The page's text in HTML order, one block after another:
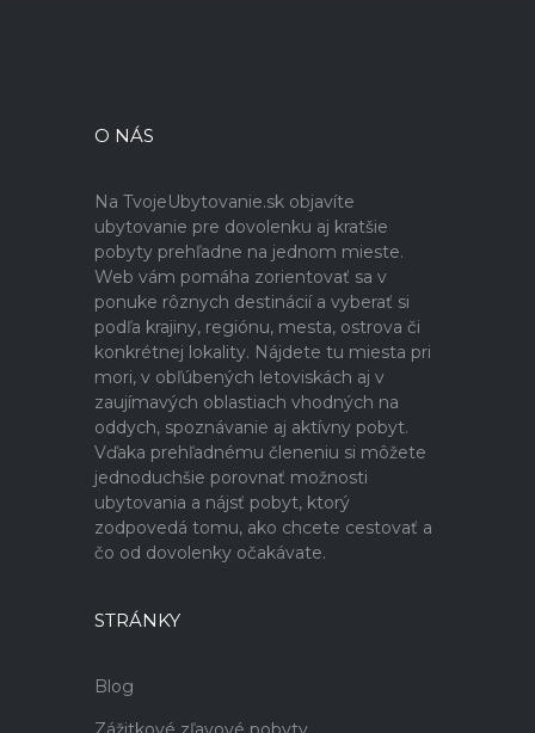
O NÁS
Na TvojeUbytovanie.sk objavíte
ubytovanie pre dovolenku aj kratšie
pobyty prehľadne na jednom mieste.
Web vám pomáha zorientovať sa v
ponuke rôznych destinácií a vyberať si
podľa krajiny, regiónu, mesta, ostrova či
konkrétnej lokality. Nájdete tu miesta pri
mori, v obľúbených letoviskách aj v
zaujímavých oblastiach vhodných na
oddych, spoznávanie aj aktívny pobyt.
Vďaka prehľadnému členeniu si môžete
jednoduchšie porovnať možnosti
ubytovania a nájsť pobyt, ktorý
zodpovedá tomu, ako chcete cestovať a
čo od dovolenky očakávate.
STRÁNKY
Blog